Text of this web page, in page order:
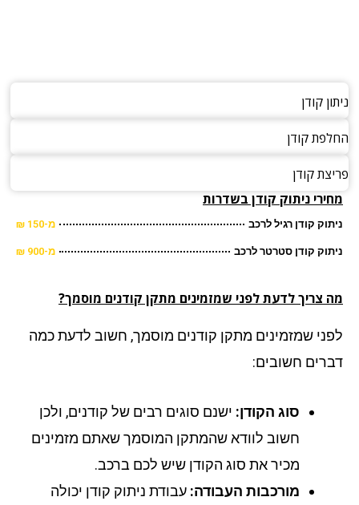
ניתון קודן
החלפת קודן
פריצת קודן
מחירי ניתוק קודן בשדרות
ניתוק קודן רגיל לרכב מ-150 ₪
ניתוק קודן סטרטר לרכב מ-900 ₪
מה צריך לדעת לפני שמזמינים מתקן קודנים מוסמך?
לפני שמזמינים מתקן קודנים מוסמך, חשוב לדעת כמה
דברים חשובים:
סוג הקודן: ישנם סוגים רבים של קודנים, ולכן
חשוב לוודא שהמתקן המוסמך שאתם מזמינים
מכיר את סוג הקודן שיש לכם ברכב.
מורכבות העבודה: עבודת ניתוק קודן יכולה